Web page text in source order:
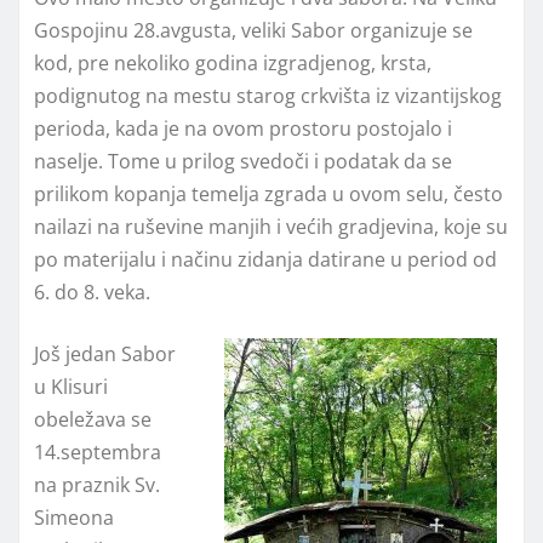
Gospojinu 28.avgusta, veliki Sabor organizuje se
kod, pre nekoliko godina izgradjenog, krsta,
podignutog na mestu starog crkvišta iz vizantijskog
perioda, kada je na ovom prostoru postojalo i
naselje. Tome u prilog svedoči i podatak da se
prilikom kopanja temelja zgrada u ovom selu, često
nailazi na ruševine manjih i većih gradjevina, koje su
po materijalu i načinu zidanja datirane u period od
6. do 8. veka.
Još jedan Sabor
u Klisuri
obeležava se
14.septembra
na praznik Sv.
Simeona